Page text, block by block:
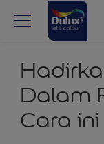
Dalam
Cara ini